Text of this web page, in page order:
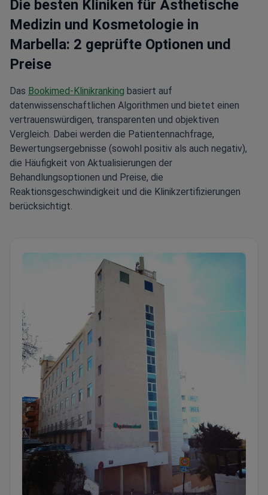
Die besten Kliniken für Ästhetische
Medizin und Kosmetologie in
Marbella: 2 geprüfte Optionen und
Preise
Das Bookimed-Klinikranking basiert auf
datenwissenschaftlichen Algorithmen und bietet einen
vertrauenswürdigen, transparenten und objektiven
Vergleich. Dabei werden die Patientennachfrage,
Bewertungsergebnisse (sowohl positiv als auch negativ),
die Häufigkeit von Aktualisierungen der
Behandlungsoptionen und Preise, die
Reaktionsgeschwindigkeit und die Klinikzertifizierungen
berücksichtigt.